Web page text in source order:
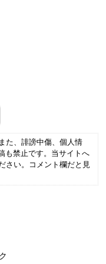
た、誹謗中傷、個人情
も禁止です。当サイトへ
さい。コメント欄だと見